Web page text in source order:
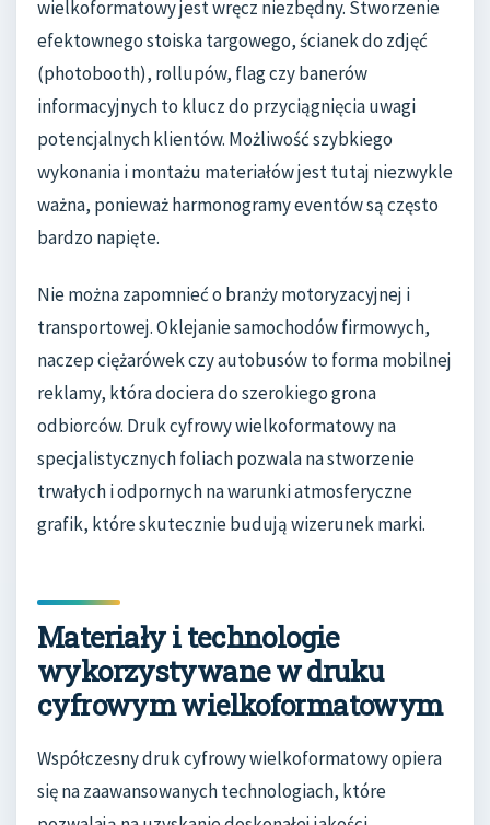
wielkoformatowy jest wręcz niezbędny. Stworzenie
efektownego stoiska targowego, ścianek do zdjęć
(photobooth), rollupów, flag czy banerów
informacyjnych to klucz do przyciągnięcia uwagi
potencjalnych klientów. Możliwość szybkiego
wykonania i montażu materiałów jest tutaj niezwykle
ważna, ponieważ harmonogramy eventów są często
bardzo napięte.
Nie można zapomnieć o branży motoryzacyjnej i
transportowej. Oklejanie samochodów firmowych,
naczep ciężarówek czy autobusów to forma mobilnej
reklamy, która dociera do szerokiego grona
odbiorców. Druk cyfrowy wielkoformatowy na
specjalistycznych foliach pozwala na stworzenie
trwałych i odpornych na warunki atmosferyczne
grafik, które skutecznie budują wizerunek marki.
Materiały i technologie
wykorzystywane w druku
cyfrowym wielkoformatowym
Współczesny druk cyfrowy wielkoformatowy opiera
się na zaawansowanych technologiach, które